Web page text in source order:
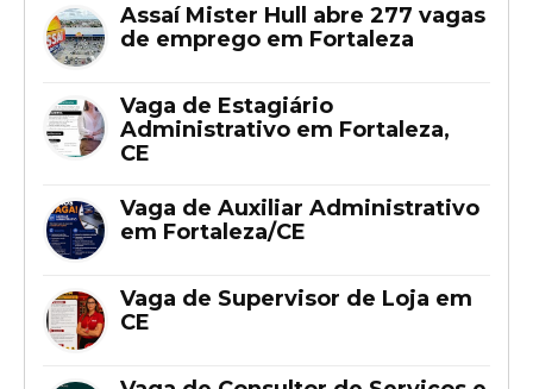
Assaí Mister Hull abre 277 vagas
de emprego em Fortaleza
Vaga de Estagiário
Administrativo em Fortaleza,
CE
Vaga de Auxiliar Administrativo
em Fortaleza/CE
Vaga de Supervisor de Loja em
CE